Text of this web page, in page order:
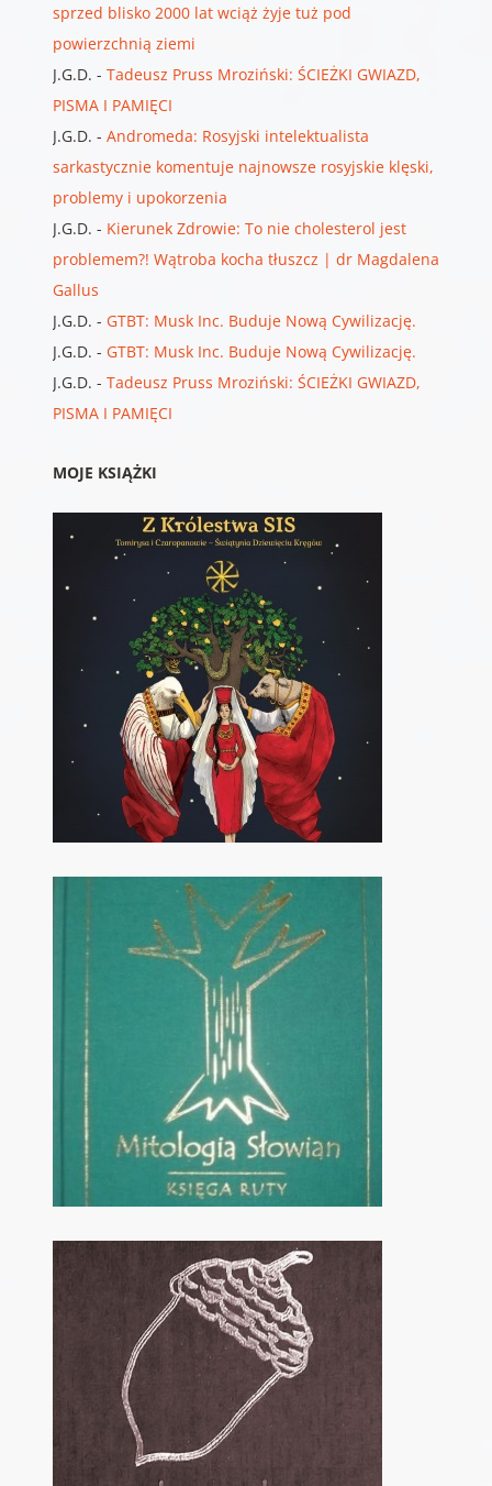
sprzed blisko 2000 lat wciąż żyje tuż pod
powierzchnią ziemi
J.G.D. - Tadeusz Pruss Mroziński: ŚCIEŻKI GWIAZD,
PISMA I PAMIĘCI
J.G.D. - Andromeda: Rosyjski intelektualista
sarkastycznie komentuje najnowsze rosyjskie klęski,
problemy i upokorzenia
J.G.D. - Kierunek Zdrowie: To nie cholesterol jest
problemem?! Wątroba kocha tłuszcz | dr Magdalena
Gallus
J.G.D. - GTBT: Musk Inc. Buduje Nową Cywilizację.
J.G.D. - GTBT: Musk Inc. Buduje Nową Cywilizację.
J.G.D. - Tadeusz Pruss Mroziński: ŚCIEŻKI GWIAZD,
PISMA I PAMIĘCI
MOJE KSIĄŻKI